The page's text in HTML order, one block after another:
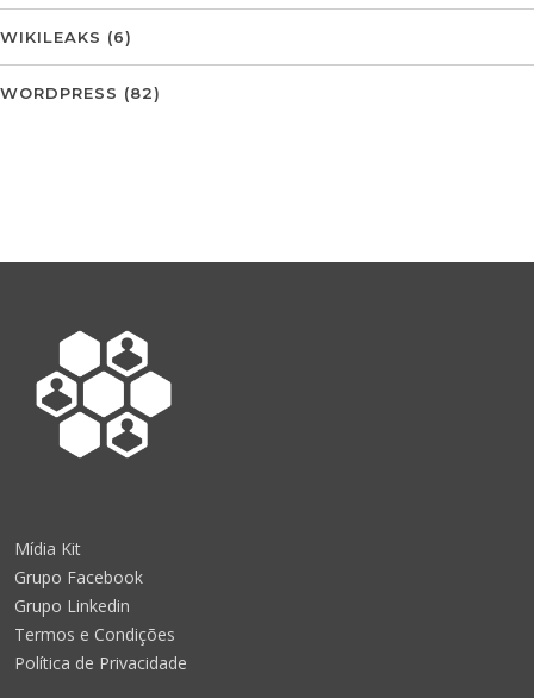
WIKILEAKS (6)
WORDPRESS (82)
Mídia Kit
Grupo Facebook
Grupo Linkedin
Termos e Condições
Política de Privacidade